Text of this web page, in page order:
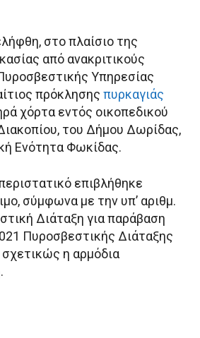
στο πλαίσιο της
από ανακριτικούς
Υπηρεσίας
πρόκλησης πυρκαγιάς
χόρτα εντός οικοπεδικού
του Δήμου Δωρίδας,
Ενότητα Φωκίδας.
επιβλήθηκε
σύμφωνα με την υπ’ αριθμ.
Διάταξη για παράβαση
Πυροσβεστικής Διάταξης
η αρμόδια